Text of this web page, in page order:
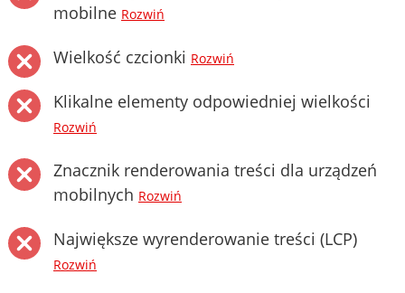
mobilne Rozwiń
Wielkość czcionki Rozwiń
Klikalne elementy odpowiedniej wielkości
Rozwiń
Znacznik renderowania treści dla urządzeń
mobilnych Rozwiń
Największe wyrenderowanie treści (LCP)
Rozwiń